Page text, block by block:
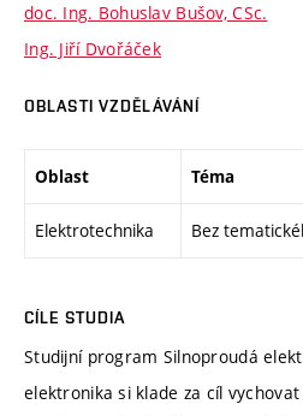
doc. Ing. Bohuslav Bušov, CSc.
Ing. Jiří Dvořáček
OBLASTI VZDĚLÁVÁNÍ
Oblast Téma
Elektrotechnika Bez
CÍLE STUDIA
Studijní program Silnoproudá
elektronika si klade za cíl